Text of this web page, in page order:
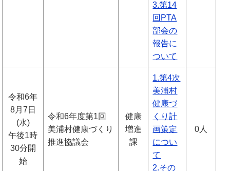
3.第14
回PTA
部会の
報告に
ついて
令和6年
8月7日
(水)
午後1時
30分開
始
令和6年度第1回
美浦村健康づくり
推進協議会
健康
増進
課
1.第4次
美浦村
健康づ
くり計
画策定
につい
て
2.その
0人